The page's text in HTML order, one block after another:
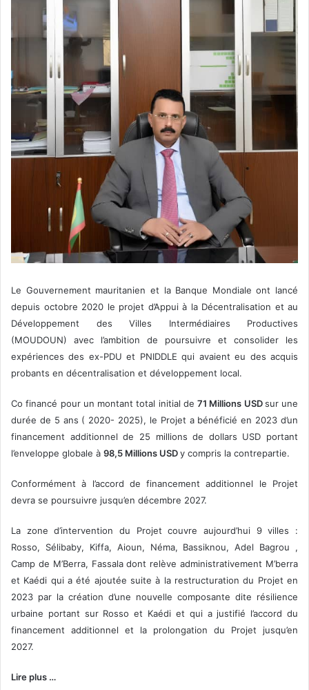
Le Gouvernement mauritanien et la Banque Mondiale ont lancé
depuis octobre 2020 le projet d’Appui à la Décentralisation et au
Développement des Villes Intermédiaires Productives
(MOUDOUN) avec l’ambition de poursuivre et consolider les
expériences des ex-PDU et PNIDDLE qui avaient eu des acquis
probants en décentralisation et développement local.
Co financé pour un montant total initial de 71 Millions USDsur une
durée de 5 ans ( 2020- 2025), le Projet a bénéficié en 2023 d’un
financement additionnel de 25 millions de dollars USD portant
l’enveloppe globale à 98,5 Millions USDy compris la contrepartie.
Conformément à l’accord de financement additionnel le Projet
devra se poursuivre jusqu’en décembre 2027.
La zone d’intervention du Projet couvre aujourd’hui 9 villes :
Rosso, Sélibaby, Kiffa, Aioun, Néma, Bassiknou, Adel Bagrou ,
Camp de M’Berra, Fassala dont relève administrativement M’berra
et Kaédi qui a été ajoutée suite à la restructuration du Projet en
2023 par la création d’une nouvelle composante dite résilience
urbaine portant sur Rosso et Kaédi et qui a justifié l’accord du
financement additionnel et la prolongation du Projet jusqu’en
2027.
Lire plus …